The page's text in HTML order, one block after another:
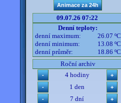
09.07.26 07:22
Denní teploty:
denní maximum:
26.07 ºC
denní minimum:
13.08 ºC
denní průměr:
18.86 ºC
Roční archiv
4 hodiny
1 den
7 dní